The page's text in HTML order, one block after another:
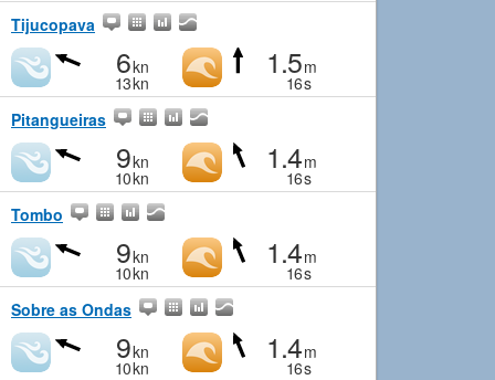
Tijucopava
6kn
13kn
1.5m
16s
Pitangueiras
9kn
10kn
1.4m
16s
Tombo
9kn
10kn
1.4m
16s
Sobre as Ondas
9kn
10kn
1.4m
16s